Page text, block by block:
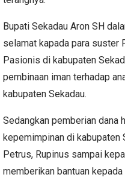
Bupati Sekadau Aron SH
selamat kapada para suster
Pasionis di kabupaten
pembinaan iman terhadap
kabupaten Sekadau.
Sedangkan pemberian dana
kepemimpinan di kabupaten
Petrus, Rupinus sampai
memberikan bantuan kepada